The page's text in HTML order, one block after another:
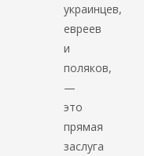
украинцев,
евреев
и
поляков,
—
это
прямая
заслуга